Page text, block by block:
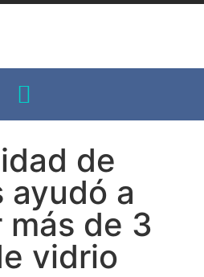
de
ayudó a
de 3
vidrio